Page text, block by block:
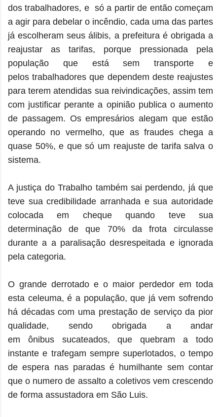
dos trabalhadores, e só a partir de então começam
a agir para debelar o incêndio, cada uma das partes
já escolheram seus álibis, a prefeitura é obrigada a
reajustar as tarifas, porque pressionada pela
população que está sem transporte e
pelos trabalhadores que dependem deste reajustes
para terem atendidas sua reivindicações, assim tem
com justificar perante a opinião publica o aumento
de passagem. Os empresários alegam que estão
operando no vermelho, que as fraudes chega a
quase 50%, e que só um reajuste de tarifa salva o
sistema.
A justiça do Trabalho também sai perdendo, já que
teve sua credibilidade arranhada e sua autoridade
colocada em cheque quando teve sua
determinação de que 70% da frota circulasse
durante a a paralisação desrespeitada e ignorada
pela categoria.
O grande derrotado e o maior perdedor em toda
esta celeuma, é a população, que já vem sofrendo
há décadas com uma prestação de serviço da pior
qualidade, sendo obrigada a andar
em ônibus sucateados, que quebram a todo
instante e trafegam sempre superlotados, o tempo
de espera nas paradas é humilhante sem contar
que o numero de assalto a coletivos vem crescendo
de forma assustadora em São Luis.